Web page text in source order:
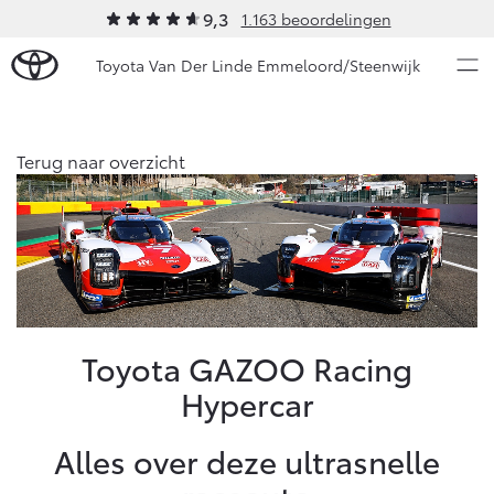
9,3 1.163 beoordelingen
Toyota Van Der Linde Emmeloord/Steenwijk
Ons bedrijf
Ons bedrijf
Onze medewerkers
Autohopper/Autoverhuur
Autohopper/Verhuisbus
Contact en Route
Klantbeoordelingen
Modellen
Aygo X
HYBRIDE
Vanaf € 23.750,-
Yaris
HYBRIDE
Vanaf € 27.195,-
Occasions
Diensten
Terug naar overzicht
Toyota GAZOO Racing
Hypercar
Alles over deze ultrasnelle